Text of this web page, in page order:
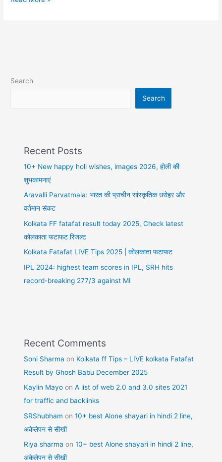
Search
Search
Recent Posts
10+ New happy holi wishes, images 2026, होली की
शुभकामनाएं
Aravalli Parvatmala: भारत की प्राचीन सांस्कृतिक धरोहर और
वर्तमान संकट
Kolkata FF fatafat result today 2025, Check latest
कोलकाता फटाफट रिजल्ट
Kolkata Fatafat LIVE Tips 2025 | कोलकाता फटाफट
IPL 2024: highest team scores in IPL, SRH hits
record-breaking 277/3 against MI
Recent Comments
Soni Sharma on Kolkata ff Tips – LIVE kolkata Fatafat
Result by Ghosh Babu December 2025
Kaylin Mayo onA list of web 2.0 and 3.0 sites 2021
for traffic and backlinks
SRShubham on10+ best Alone shayari in hindi 2 line,
अकेलेपन से सीखी
Riya sharma on10+ best Alone shayari in hindi 2 line,
अकेलेपन से सीखी